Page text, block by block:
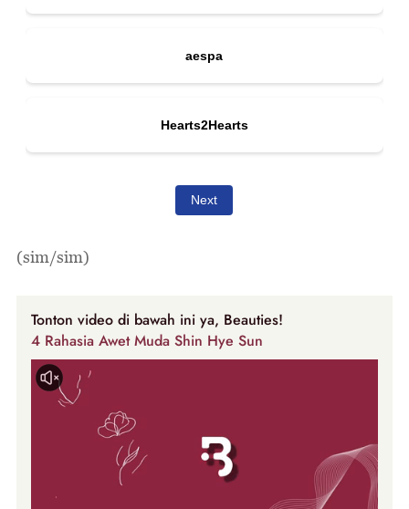
(sim/sim)
Tonton video di bawah ini ya, Beauties!
4 Rahasia Awet Muda Shin Hye Sun